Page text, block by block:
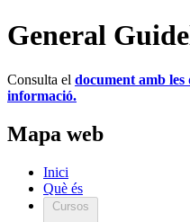
General
Consulta el document amb
informació.
Mapa web
Inici
Què és
Cursos